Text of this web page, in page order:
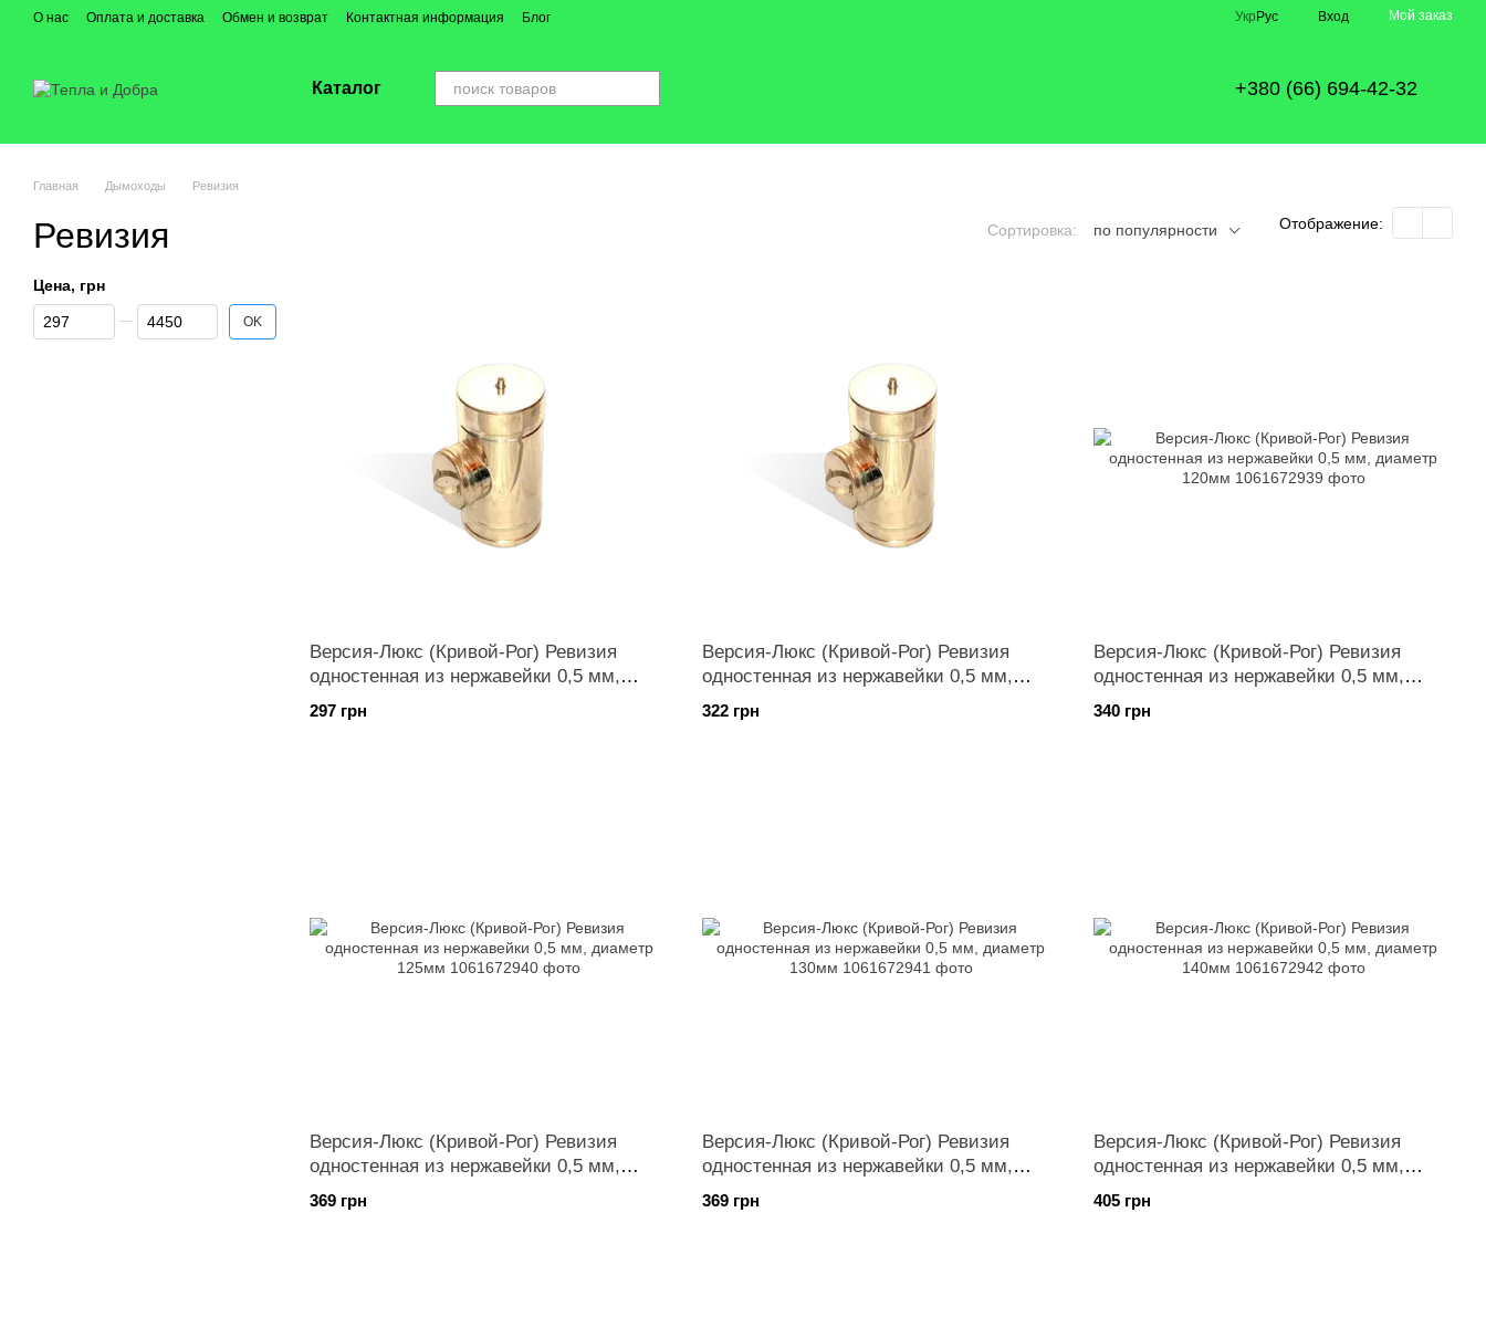
Перейти к основному контенту
О нас Оплата и доставка Обмен и возврат Контактная информация Блог Укр Рус Вход Мой заказ
Каталог +380 (66) 694-42-32
Главная Дымоходы Ревизия
Ревизия Сортировка: по популярности Отображение:
Версия-Люкс (Кривой-Рог) Ревизия
одностенная из нержавейки 0,5 мм,
диаметр 100мм
297 грн
Версия-Люкс (Кривой-Рог) Ревизия
одностенная из нержавейки 0,5 мм,
диаметр 110мм
322 грн
Версия-Люкс (Кривой-Рог) Ревизия
одностенная из нержавейки 0,5 мм,
диаметр 120мм
340 грн
Версия-Люкс (Кривой-Рог) Ревизия
одностенная из нержавейки 0,5 мм,
диаметр 125мм
369 грн
Версия-Люкс (Кривой-Рог) Ревизия
одностенная из нержавейки 0,5 мм,
диаметр 130мм
369 грн
Версия-Люкс (Кривой-Рог) Ревизия
одностенная из нержавейки 0,5 мм,
диаметр 140мм
405 грн
Цена, грн
От Цена, грн
До Цена, грн OK